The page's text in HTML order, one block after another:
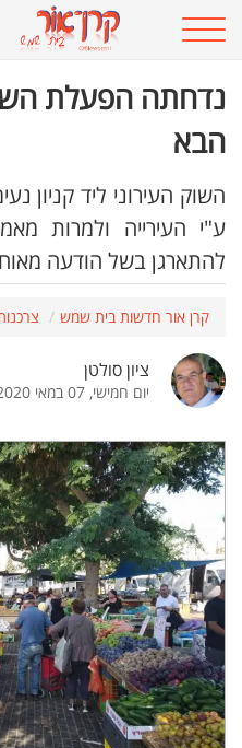
נדחתה הפעלת
הבא
השוק העירוני ליד קניון
ע"י העירייה ולמרות
להתארגן בשל הודעה
קרן אור חדשות בית שמש
ציון סולטן
יום חמישי, 07 במאי 2020, 02:14